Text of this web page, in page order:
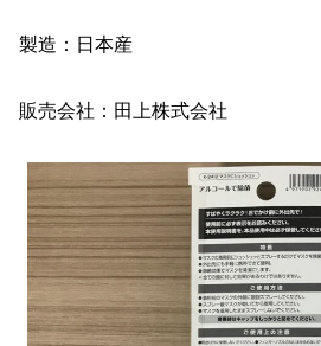
製造：日本産
販売会社：田上株式会社